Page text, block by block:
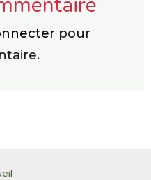
pour